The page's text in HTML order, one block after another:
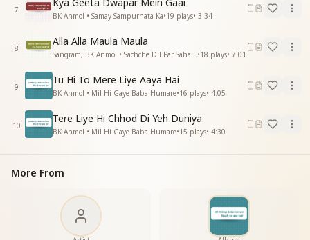
7
BK Anmol • Samay Sampurnata Ka•19 plays• 3:34
8
Alla Alla Maula Maula
•18 plays• 7:01
9
Tu Hi To Mere Liye Aaya Hai
BK Anmol • Mil Hi Gaye Baba Humare•16 plays• 4:05
10
Tere Liye Hi Chhod Di Yeh Duniya
BK Anmol • Mil Hi Gaye Baba Humare•15 plays• 4:30
More From